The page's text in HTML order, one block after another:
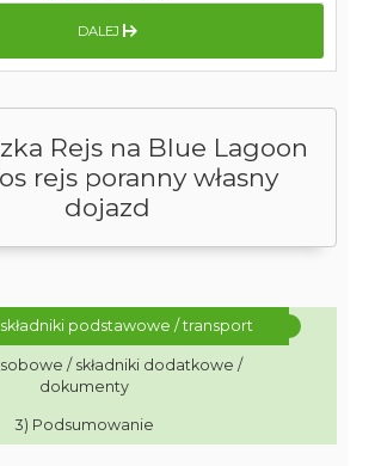
Rejs na Blue Lagoon
rejs poranny własny
dojazd
składniki podstawowe / transport
/ składniki dodatkowe /
dokumenty
3) Podsumowanie
DALEJ